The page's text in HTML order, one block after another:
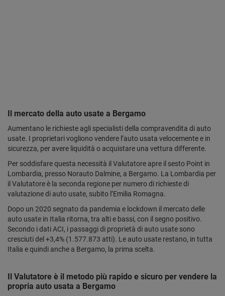
Il mercato della auto usate a Bergamo
Aumentano le richieste agli specialisti della compravendita di auto
usate. I proprietari vogliono vendere l’auto usata velocemente e in
sicurezza, per avere liquidità o acquistare una vettura differente.
Per soddisfare questa necessità il Valutatore apre il sesto Point in
Lombardia, presso Norauto Dalmine, a Bergamo. La Lombardia per
il Valutatore è la seconda regione per numero di richieste di
valutazione di auto usate, subito l’Emilia Romagna.
Dopo un 2020 segnato da pandemia e lockdown il mercato delle
auto usate in Italia ritorna, tra alti e bassi, con il segno positivo.
Secondo i dati ACI, i passaggi di proprietà di auto usate sono
cresciuti del +3,4% (1.577.873 atti). Le auto usate restano, in tutta
Italia e quindi anche a Bergamo, la prima scelta.
Il Valutatore è il metodo più rapido e sicuro per vendere la
propria auto usata a Bergamo